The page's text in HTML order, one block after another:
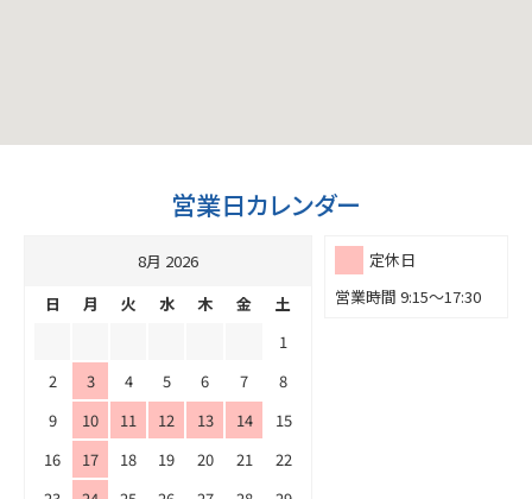
営業日カレンダー
定休日
営業時間 9:15～17:30
8月 2026
日
月 火 水 木 金
土
1
2
3 4 5 6 7
8
9
10 11 12 13 14
15
16
17 18 19 20 21
22